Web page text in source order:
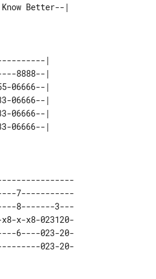
Know Better--|
|
8888--|
06666--|
06666--|
06666--|
06666--|
7-----------
8-------3---
x-x8-023120-
6----023-20-
023-20-